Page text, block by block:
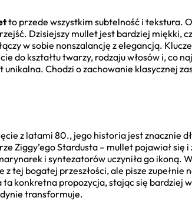
to przede wszystkim subtelność i tekstura.
Dzisiejszy mullet jest bardziej miękki,
w sobie nonszalancję z elegancją.
do kształtu twarzy, rodzaju włosów i, co
unikalna. Chodzi o zachowanie klasycznej
z latami 80., jego historia jest znacznie
Ziggy’ego Stardusta – mullet pojawiał się
i syntezatorów uczyniła go ikoną.
z tej bogatej przeszłości, ale pisze zupełnie
ta konkretna propozycja, stając się bardziej
transformuje.